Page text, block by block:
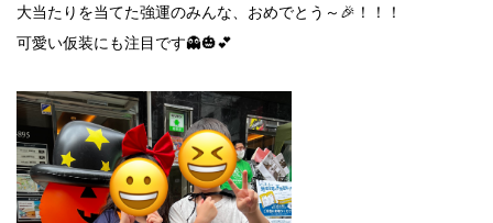
大当たりを当てた強運のみんな、おめでとう～🎉！！！
可愛い仮装にも注目です👻🎃💕